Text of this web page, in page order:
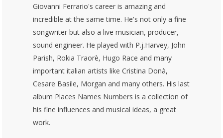
Giovanni Ferrario's career is amazing and
incredible at the same time. He's not only a fine
songwriter but also a live musician, producer,
sound engineer. He played with P.j.Harvey, John
Parish, Rokia Traorè, Hugo Race and many
important italian artists like Cristina Donà,
Cesare Basile, Morgan and many others. His last
album Places Names Numbers is a collection of
his fine influences and musical ideas, a great
work.